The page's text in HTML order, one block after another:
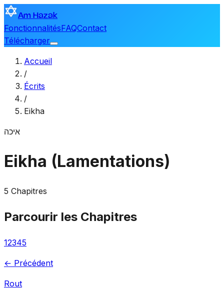
Am Hazak
FonctionnalitésFAQContact
Télécharger
Accueil
/
Écrits
/
Eikha
איכה
Eikha (Lamentations)
5 Chapitres
Parcourir les Chapitres
12345
← Précédent
Rout